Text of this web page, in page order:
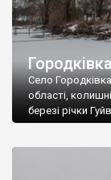
Село
області,
березі річки